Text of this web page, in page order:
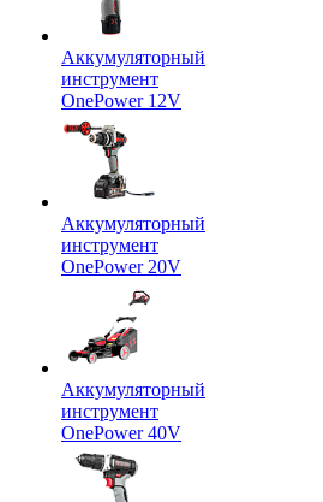
Аккумуляторный
инструмент
OnePower 12V
Аккумуляторный
инструмент
OnePower 20V
Аккумуляторный
инструмент
OnePower 40V